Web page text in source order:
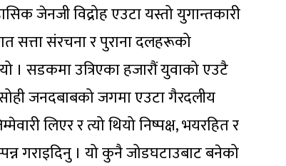
जेनजी विद्रोह एउटा यस्तो युगान्तकारी
सत्ता संरचना र पुराना दलहरूको
। सडकमा उत्रिएका हजारौं युवाको एउटै
सोही जनदबाबको जगमा एउटा गैरदलीय
लिएर र त्यो थियो निष्पक्ष, भयरहित र
गराइदिनु । यो कुनै जोडघटाउबाट बनेको